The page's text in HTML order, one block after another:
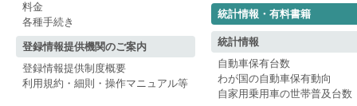
料金
各種手続き
登録情報提供機関のご案内
登録情報提供制度概要
利用規約・細則・操作マニュアル等
統計情報・有料書籍
統計情報
自動車保有台数
わが国の自動車保有動向
自家用乗用車の世帯普及台数